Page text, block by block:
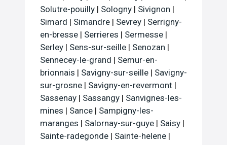
Solutre-pouilly | Sologny | Sivignon |
Simard | Simandre | Sevrey | Serrigny-
en-bresse | Serrieres | Sermesse |
Serley | Sens-sur-seille | Senozan |
Sennecey-le-grand | Semur-en-
brionnais | Savigny-sur-seille | Savigny-
sur-grosne | Savigny-en-revermont |
Sassenay | Sassangy | Sanvignes-les-
mines | Sance | Sampigny-les-
maranges | Salornay-sur-guye | Saisy |
Sainte-radegonde | Sainte-helene |